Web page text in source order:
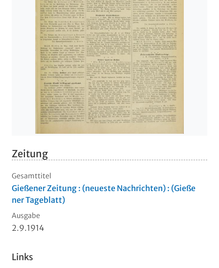
Zeitung
Gesamttitel
Gießener Zeitung : (neueste Nachrichten) : (Gieße
ner Tageblatt)
Ausgabe
2.9.1914
Links